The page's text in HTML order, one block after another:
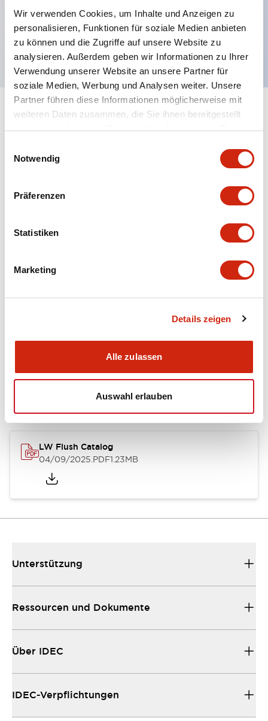
Wir verwenden Cookies, um Inhalte und Anzeigen zu
personalisieren, Funktionen für soziale Medien anbieten
zu können und die Zugriffe auf unsere Website zu
analysieren. Außerdem geben wir Informationen zu Ihrer
Verwendung unserer Website an unsere Partner für
soziale Medien, Werbung und Analysen weiter. Unsere
Partner führen diese Informationen möglicherweise mit
weiteren Daten zusammen, die Sie ihnen bereitgestellt
haben oder die sie im Rahmen Ihrer Nutzung der Dienste
Notwendig
Präferenzen
Statistiken
Marketing
Details zeigen
Alle zulassen
Auswahl erlauben
eine hochsichere Stiftzuhaltungsstruktur
Schutzart IP65 (IEC60529)
Spezifikationen Alle erweitern
portion)
Dokumente und Dateien
Kataloge & Broschüren Genehmigungen & Standards
LW Flush Catalog
04/09/2025.PDF1.23MB
Unterstützung
Ressourcen und Dokumente
Über IDEC
IDEC-Verpflichtungen